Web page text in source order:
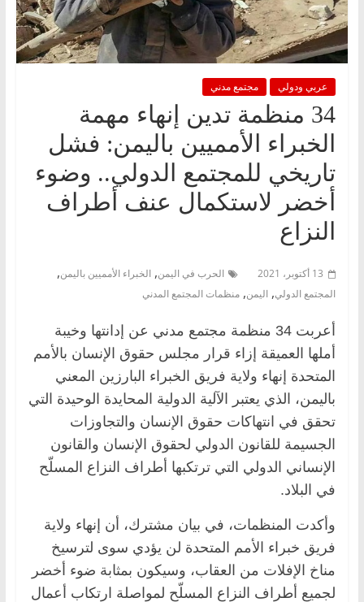
عربي ودولي مجتمع مدني
34 منظمة تدين إنهاء مهمة
الخبراء الأمميين باليمن: فشل
تاريخي للمجتمع الدولي.. وضوء
أخضر لاستكمال عنف أطراف
النزاع
13 أكتوبر، 2021 الحرب في اليمن, الخبراء الأمميين باليمن,
المجتمع الدولي, اليمن, منظمات المجتمع المدني
أعربت 34 منظمة مجتمع مدني عن إدانتها وخيبة
أملها العميقة إزاء قرار مجلس حقوق الإنسان بالأمم
المتحدة إنهاء ولاية فريق الخبراء البارزين المعني
باليمن، الذي يعتبر الآلية الدولية المحايدة الوحيدة التي
تحقق في انتهاكات حقوق الإنسان والتجاوزات
الجسيمة للقانون الدولي لحقوق الإنسان والقانون
الإنساني الدولي التي ترتكبها أطراف النزاع المسلّح
في البلاد.
وأكدت المنظمات، في بيان مشترك، أن إنهاء ولاية
فريق خبراء الأمم المتحدة لن يؤدي سوى لترسيخ
مناخ الإفلات من العقاب، وسيكون بمثابة ضوء أخضر
لجميع أطراف النزاع المسلّح لمواصلة ارتكاب أعمال